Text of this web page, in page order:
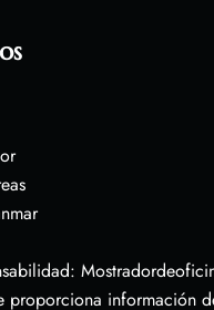
proporciona información